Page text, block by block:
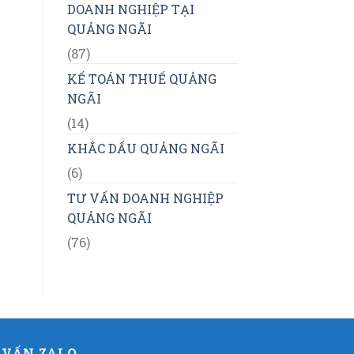
DOANH NGHIỆP TẠI
QUẢNG NGÃI
(87)
KẾ TOÁN THUẾ QUẢNG
NGÃI
(14)
KHẮC DẤU QUẢNG NGÃI
(6)
TƯ VẤN DOANH NGHIỆP
QUẢNG NGÃI
(76)